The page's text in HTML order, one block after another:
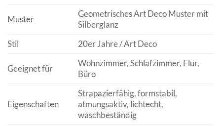
Muster
Geometrisches Art Deco Muster mit
Silberglanz
Stil
20er Jahre / Art Deco
Geeignet für
Wohnzimmer, Schlafzimmer, Flur,
Büro
Eigenschaften
Strapazierfähig, formstabil,
atmungsaktiv, lichtecht,
waschbeständig